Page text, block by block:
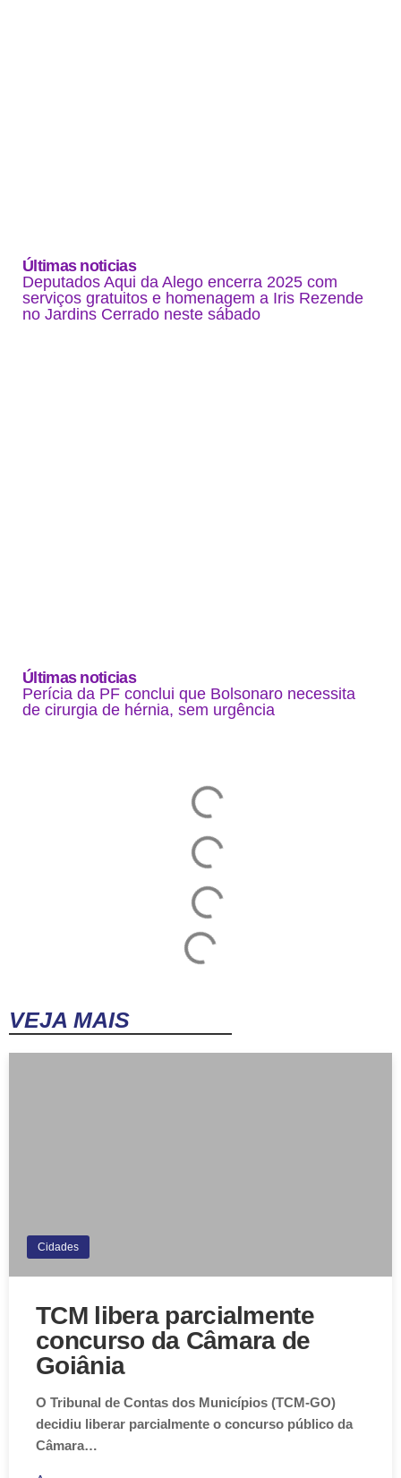
Últimas noticias
Deputados Aqui da Alego encerra 2025 com
serviços gratuitos e homenagem a Iris Rezende
no Jardins Cerrado neste sábado
Últimas noticias
Perícia da PF conclui que Bolsonaro necessita
de cirurgia de hérnia, sem urgência
VEJA MAIS
Cidades
TCM libera parcialmente
concurso da Câmara de
Goiânia
O Tribunal de Contas dos Municípios (TCM-GO)
decidiu liberar parcialmente o concurso público da
Câmara…